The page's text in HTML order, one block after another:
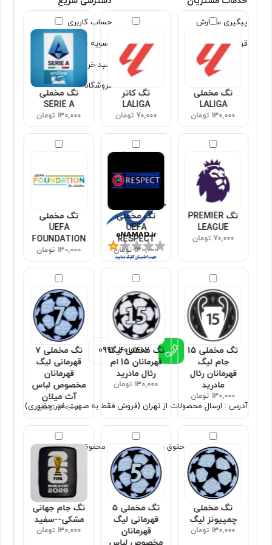
تگ مخملی
LALIGA
130,000 تومان
تگ کاتر
LALIGA
70,000 تومان
تگ مخملی
SERIE A
130,000 تومان
تگ PREMIER
LEAGUE
70,000 تومان
تگ مخملی
UEFA
RESPECT
130,000 تومان
تگ مخملی
UEFA
FOUNDATION
130,000 تومان
تگ مخملی 15
جام لیگ
قهرمانان رئال
مادرید
130,000 تومان
تگ مخملی لیگ
قهرمانان 15 ام
رئال مادرید
130,000 تومان
تگ مخملی ۷
قهرمانی لیگ
قهرمانان
مخصوص لباس
آث میلان
130,000 تومان
تگ مخملی
چمپیونز لیگ
130,000 تومان
تگ مخملی ۵
قهرمانی لیگ
قهرمانان
تگ جام جهانی
مشکی--سفید
130,000 تومان
پیگیری سفارش
قوانین و شرایط
حساب کاربری
تسویه حساب
سبد خرید
فروشگاه
مجوزها
اطلاعات تماس
0991 4010402
آدرس : ارسال محصولات از تهران (فروش فقط به صورت غیر حضوری)
تمامی حقوق برای سون اسپورت محفوظ است